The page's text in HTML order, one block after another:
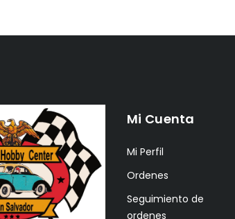
Mi Cuenta
Mi Perfil
Ordenes
Seguimiento de
ordenes